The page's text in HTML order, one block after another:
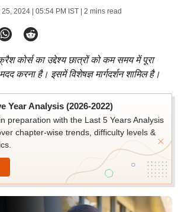
2024 | 05:54 PM IST| 2 mins read
कोर्स का उद्देश्य छात्रों को कम समय में पूरा
करना है। इसमें विशेषज्ञ मार्गदर्शन शामिल है।
Year Analysis (2026-2022)
preparation with the Last 5 Years Analysis
chapter-wise trends, difficulty levels &